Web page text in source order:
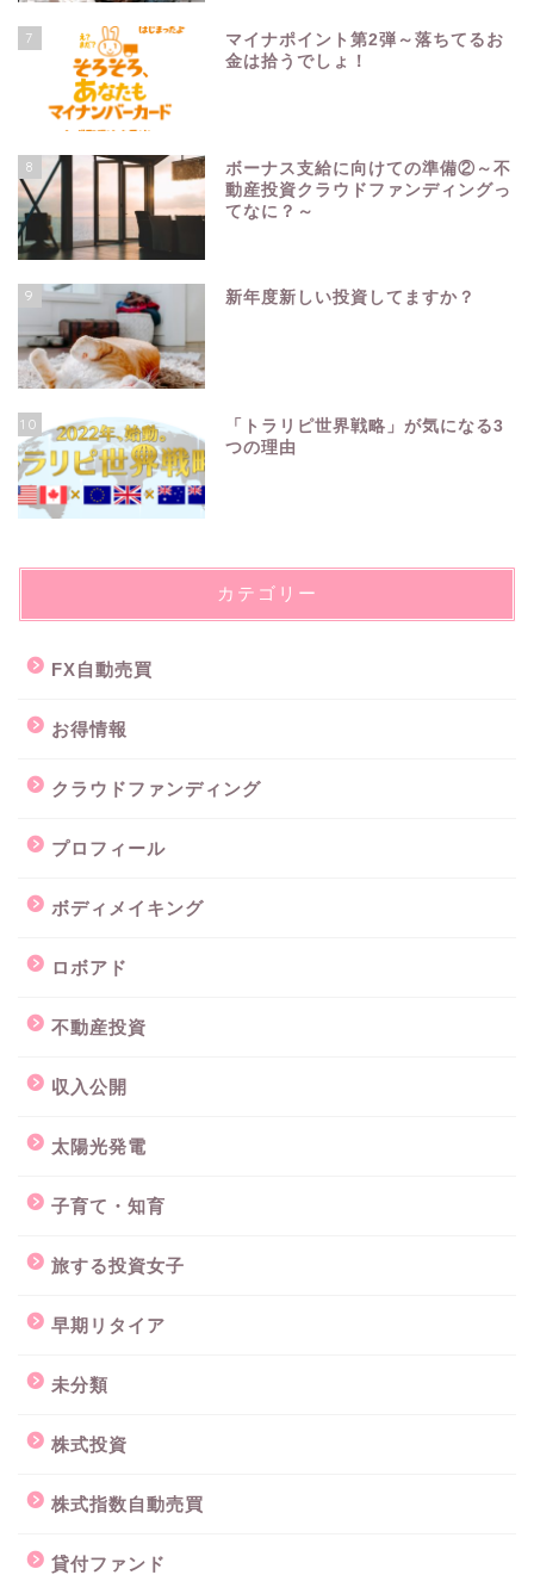
7
マイナポイント第2弾～落ちてるお
金は拾うでしょ！
8
ボーナス支給に向けての準備②～不
動産投資クラウドファンディングっ
てなに？～
9 新年度新しい投資してますか？
10
「トラリピ世界戦略」が気になる3
つの理由
カテゴリー
FX自動売買
お得情報
クラウドファンディング
プロフィール
ボディメイキング
ロボアド
不動産投資
収入公開
太陽光発電
子育て・知育
旅する投資女子
早期リタイア
未分類
株式投資
株式指数自動売買
貸付ファンド